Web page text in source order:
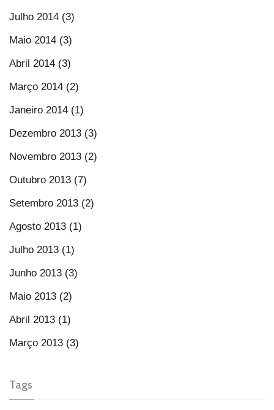
Julho 2014 (3)
Maio 2014 (3)
Abril 2014 (3)
Março 2014 (2)
Janeiro 2014 (1)
Dezembro 2013 (3)
Novembro 2013 (2)
Outubro 2013 (7)
Setembro 2013 (2)
Agosto 2013 (1)
Julho 2013 (1)
Junho 2013 (3)
Maio 2013 (2)
Abril 2013 (1)
Março 2013 (3)
Tags